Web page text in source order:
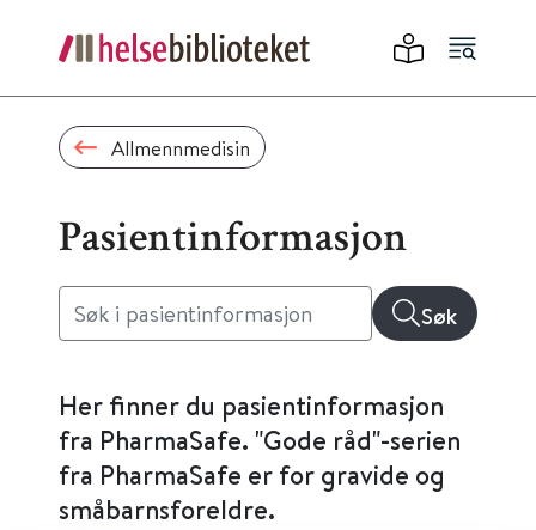
Allmennmedisin
Pasientinformasjon
Søk
Her finner du pasientinformasjon
fra PharmaSafe. "Gode råd"-serien
fra PharmaSafe er for gravide og
småbarnsforeldre.